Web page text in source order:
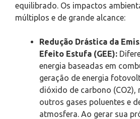
equilibrado. Os impactos
múltiplos e de grande alcance:
Redução Drástica da
Efeito Estufa (GEE):
energia baseadas em
geração de energia
dióxido de carbono (CO2),
outros gases poluentes e
atmosfera. Ao gerar sua